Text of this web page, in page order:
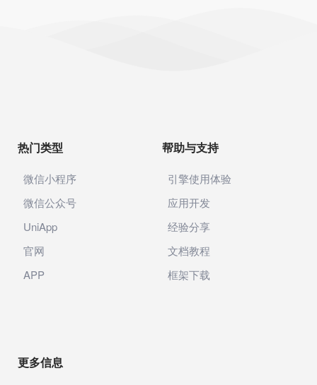
热门类型
微信小程序
微信公众号
UniApp
官网
APP
帮助与支持
引擎使用体验
应用开发
经验分享
文档教程
框架下载
更多信息